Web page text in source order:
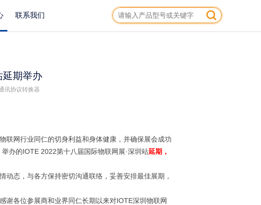
联系我们
期举办
讯协议转换器
联网行业同仁的切身利益和身体健康，并确保展会成功
办的IOTE 2022第十八届国际物联网展·深圳站延期，
态，与各方保持密切沟通联络，妥善安排最佳展期，
谢各位参展商和业界同仁长期以来对IOTE深圳物联网